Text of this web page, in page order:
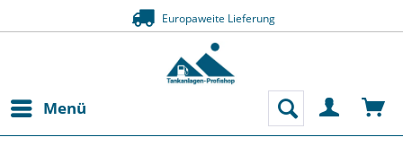
Europaweite Lieferung
Menü